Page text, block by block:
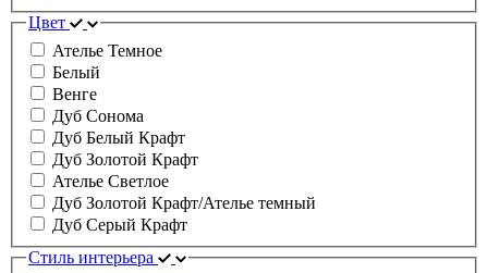
Цвет
Ателье Темное
Белый
Венге
Дуб Сонома
Дуб Белый Крафт
Дуб Золотой Крафт
Ателье Светлое
Дуб Золотой Крафт/Ателье темный
Дуб Серый Крафт
Стиль интерьера